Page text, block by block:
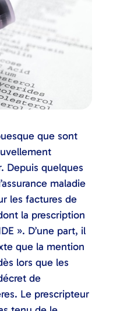
que sont
Depuis quelques
maladie
les factures de
la prescription
». D’une part, il
que la mention
lors que les
de
Le prescripteur